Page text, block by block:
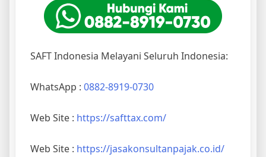
SAFT Indonesia Melayani Seluruh Indonesia:
WhatsApp : 0882-8919-0730
Web Site : https://safttax.com/
Web Site : https://jasakonsultanpajak.co.id/